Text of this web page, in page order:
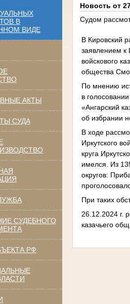
В
ВИДЕ
АКТЫ
СУДА
СУДЕБНОГО
РФ
Новость от
Судом
В Кировский
заявлением к
войскового
общества
По мнению
в
«Ангарский
об избрании
В ходе
Иркутского
круга
имелся. Из
округов:
При таких
26.12.2024 г.
казачьего